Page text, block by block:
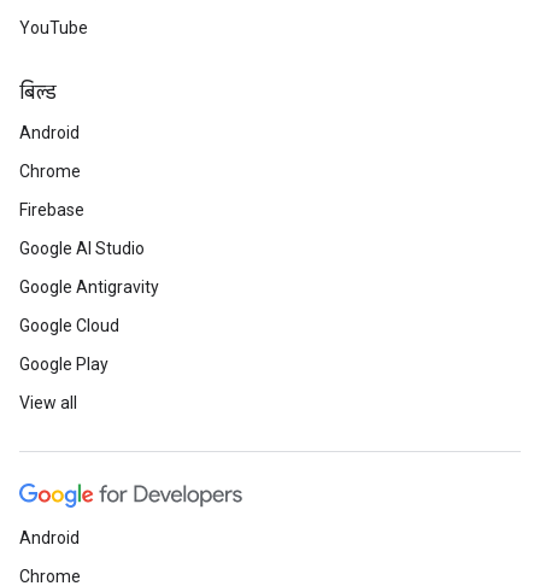
YouTube
बिल्ड
Android
Chrome
Firebase
Google AI Studio
Google Antigravity
Google Cloud
Google Play
View all
Android
Chrome